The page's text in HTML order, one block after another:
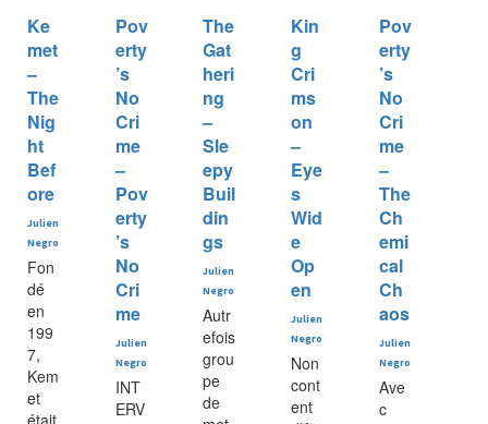
Ke
met
–
The
Nig
ht
Bef
ore
Julien
Negro
Fon
dé
en
199
7,
Kem
et
était
Pov
erty
’s
No
Cri
me
–
Pov
erty
’s
No
Cri
me
Julien
Negro
INT
ERV
The
Gat
heri
ng
–
Sle
epy
Buil
din
gs
Julien
Negro
Autr
efois
grou
pe
de
Kin
g
Cri
ms
on
–
Eye
s
Wid
e
Op
en
Julien
Negro
Non
cont
ent
Pov
erty
’s
No
Cri
me
–
The
Ch
emi
cal
Ch
aos
Julien
Negro
Ave
c